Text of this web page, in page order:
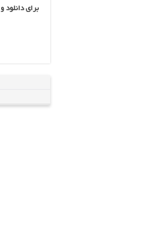
برای دانلود